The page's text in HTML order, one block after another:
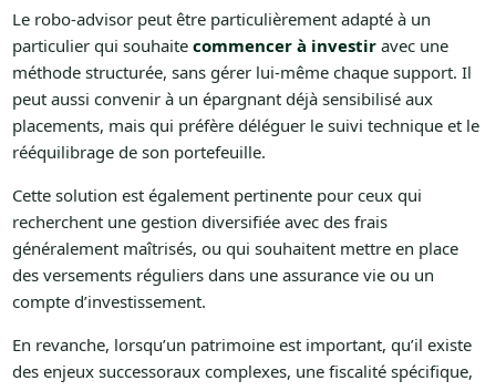
Le robo-advisor peut être particulièrement adapté à un
particulier qui souhaite commencer à investiravec une
méthode structurée, sans gérer lui-même chaque support. Il
peut aussi convenir à un épargnant déjà sensibilisé aux
placements, mais qui préfère déléguer le suivi technique et le
rééquilibrage de son portefeuille.
Cette solution est également pertinente pour ceux qui
recherchent une gestion diversifiée avec des frais
généralement maîtrisés, ou qui souhaitent mettre en place
des versements réguliers dans une assurance vie ou un
compte d’investissement.
En revanche, lorsqu’un patrimoine est important, qu’il existe
des enjeux successoraux complexes, une fiscalité spécifique,